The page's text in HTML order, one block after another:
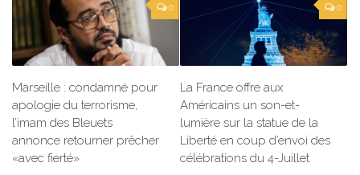
0
Marseille : condamné pour
apologie du terrorisme,
l’imam des Bleuets
annonce retourner prêcher
«avec fierté»
0
La France offre aux
Américains un son-et-
lumière sur la statue de la
Liberté en coup d’envoi des
célébrations du 4-Juillet